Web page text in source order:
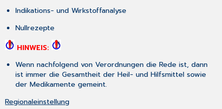
Indikations- und Wirkstoffanalyse
Nullrezepte
HINWEIS:
Wenn nachfolgend von Verordnungen die Rede ist, dann
ist immer die Gesamtheit der Heil- und Hilfsmittel sowie
der Medikamente gemeint.
Regionaleinstellung